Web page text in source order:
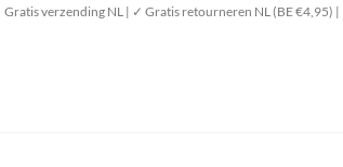
verzending NL | ✓ Gratis retourneren NL (BE €4,95)